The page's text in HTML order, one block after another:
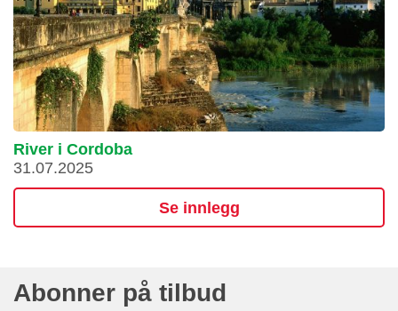
River i Cordoba
31.07.2025
Se innlegg
Abonner på tilbud